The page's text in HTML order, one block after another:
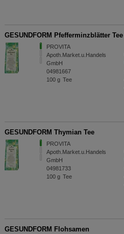
GESUNDFORM Pfefferminzblätter Tee
PROVITA
Apoth.Market.u.Handels
GmbH
04981667
100 g Tee
GESUNDFORM Thymian Tee
PROVITA
Apoth.Market.u.Handels
GmbH
04981733
100 g Tee
GESUNDFORM Flohsamen